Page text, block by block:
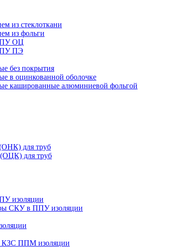
из стеклоткани
из фольги
ОЦ
ПЭ
без покрытия
в оцинкованной оболочке
кашированные алюминиевой фольгой
для труб
для труб
изоляции
СКУ в ППУ изоляции
КЗС ППМ изоляции